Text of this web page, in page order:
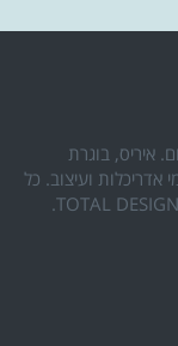
איריס, בוגרת
ועיצוב. כל